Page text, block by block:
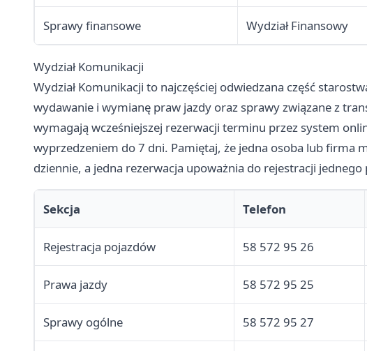
Sprawy finansowe Wydział Finansowy
Wydział Komunikacji
Wydział Komunikacji to najczęściej odwiedzana część
wydawanie i wymianę praw jazdy oraz sprawy związane z
wymagają wcześniejszej rezerwacji terminu przez system
wyprzedzeniem do 7 dni. Pamiętaj, że jedna osoba lub firma
dziennie, a jedna rezerwacja upoważnia do rejestracji jednego
Sekcja Telefon
Rejestracja pojazdów 58 572 95 26
Prawa jazdy 58 572 95 25
Sprawy ogólne 58 572 95 27